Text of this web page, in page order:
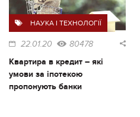
НАУКА І ТЕХНОЛОГІЇ
22.01.20 80478
Квартира в кредит – які
умови за іпотекою
пропонують банки